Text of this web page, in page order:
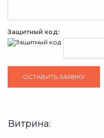
Защитный код:
Витрина: